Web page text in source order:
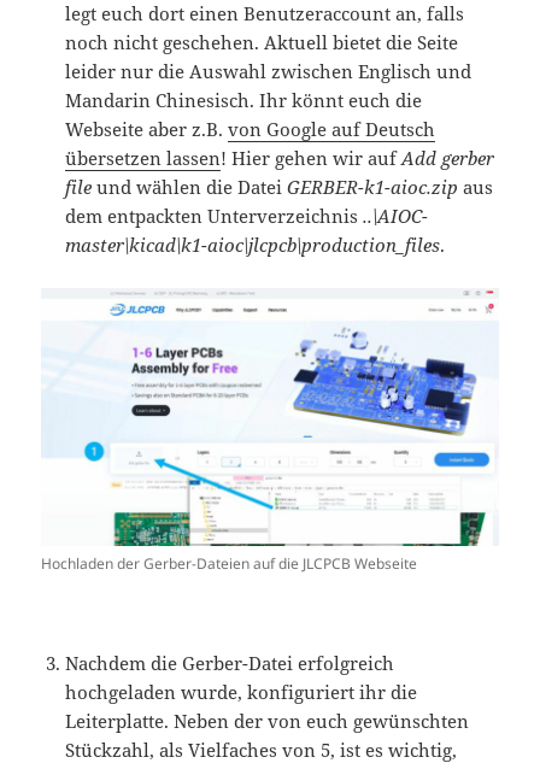
legt euch dort einen Benutzeraccount an, falls
noch nicht geschehen. Aktuell bietet die Seite
leider nur die Auswahl zwischen Englisch und
Mandarin Chinesisch. Ihr könnt euch die
Webseite aber z.B.von Google auf Deutsch
übersetzen lassen! Hier gehen wir aufAdd gerber
file und wählen die DateiGERBER-k1-aioc.zip aus
dem entpackten Unterverzeichnis..\AIOC-
master\kicad\k1-aioc\jlcpcb\production_files.
Hochladen der Gerber-Dateien auf die JLCPCB Webseite
Nachdem die Gerber-Datei erfolgreich
hochgeladen wurde, konfiguriert ihr die
Leiterplatte. Neben der von euch gewünschten
Stückzahl, als Vielfaches von 5, ist es wichtig,